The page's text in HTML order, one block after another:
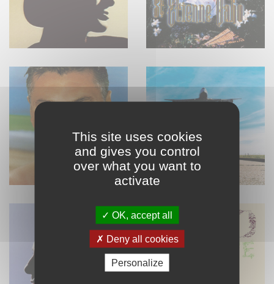
This site uses cookies
and gives you control
over what you want to
activate
OK, accept all
Deny all cookies
Personalize